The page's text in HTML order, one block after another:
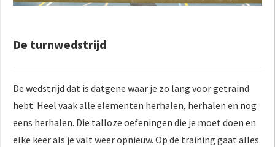
De turnwedstrijd
De wedstrijd dat is datgene waar je zo lang voor getraind
hebt. Heel vaak alle elementen herhalen, herhalen en nog
eens herhalen. Die talloze oefeningen die je moet doen en
elke keer als je valt weer opnieuw. Op de training gaat alles